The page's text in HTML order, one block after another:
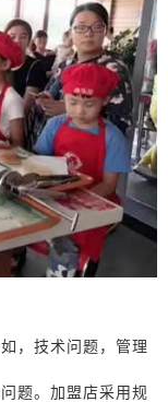
，技术问题，管理
题。加盟店采用规